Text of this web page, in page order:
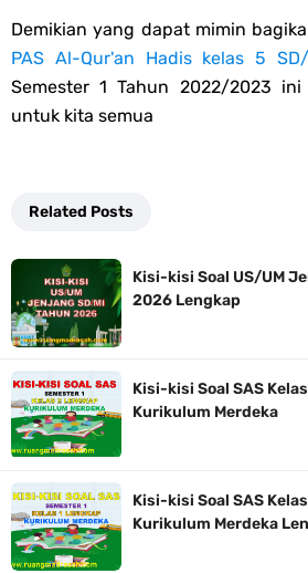
Demikian yang dapat mimin
PAS Al-Qur'an Hadis kelas 5
Semester 1 Tahun 2022/2023
untuk kita semua
Related Posts
Kisi-kisi Soal US/UM
2026 Lengkap
Kisi-kisi Soal SAS
Kurikulum Merdeka
Kisi-kisi Soal SAS
Kurikulum Merdeka